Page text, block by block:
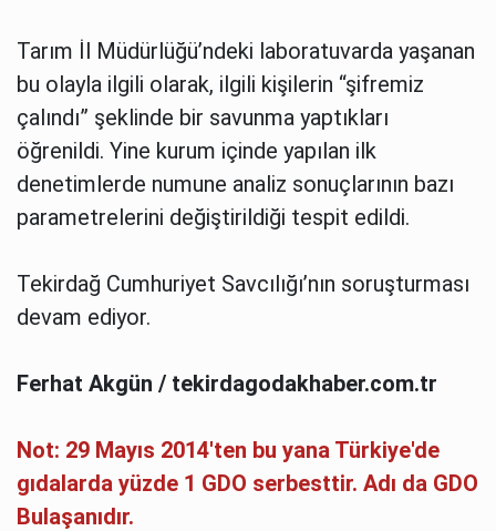
Tarım İl Müdürlüğü’ndeki laboratuvarda yaşanan
bu olayla ilgili olarak, ilgili kişilerin “şifremiz
çalındı” şeklinde bir savunma yaptıkları
öğrenildi. Yine kurum içinde yapılan ilk
denetimlerde numune analiz sonuçlarının bazı
parametrelerini değiştirildiği tespit edildi.
Tekirdağ Cumhuriyet Savcılığı’nın soruşturması
devam ediyor.
Ferhat Akgün / tekirdagodakhaber.com.tr
Not: 29 Mayıs 2014'ten bu yana Türkiye'de
gıdalarda yüzde 1 GDO serbesttir. Adı da GDO
Bulaşanıdır.